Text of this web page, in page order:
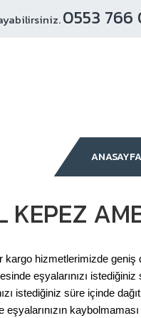
0553 766
ANASAYFA
KEPEZ
hizmetlerimizde geniş
eşyalarınızı
istediğiniz süre içinde
eşyalarınızın